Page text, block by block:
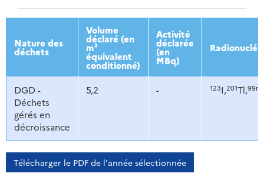
2013 2014 2015 2016
Nature des
déchets
Volume
déclaré (en
m³
équivalent
conditionné)
Activité
déclarée
(en
MBq)
DGD -
Déchets
gérés en
décroissance
5,2 - 123I,201Tl,99m
Télécharger le PDF de l'année sélectionnée